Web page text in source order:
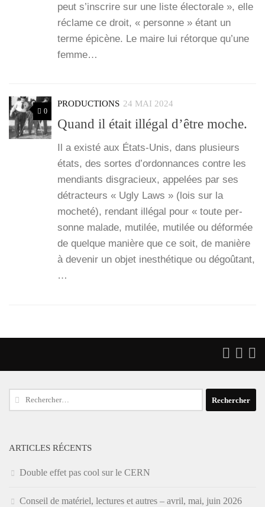
peut s’ins­crire sur une liste élec­to­rale », elle
réclame ce droit, « per­sonne » étant un
terme épi­cène. Le maire lui rétorque qu’une
femme…
0
PRODUCTIONS 24 MAI 2024
Quand il était illégal d’être moche.
Il a exis­té aux États-Unis, dans plu­sieurs
états, des sortes d’or­don­nances contre les
men­diants dis­gra­cieux, appe­lées par ses
détrac­teurs « Ugly Laws » (lois sur la
moche­té), ren­dant illé­gal pour « toute per­
sonne malade, muti­lée, muti­lée ou défor­mée
de quelque manière que ce soit, de manière
à deve­nir un objet ines­thé­tique ou dégoû­tant,
…
Rechercher :
ARTICLES RÉCENTS
Double effet pas cool sur le CERN
Conseil de matériel, lectures et autres – avril, mai, juin 2026